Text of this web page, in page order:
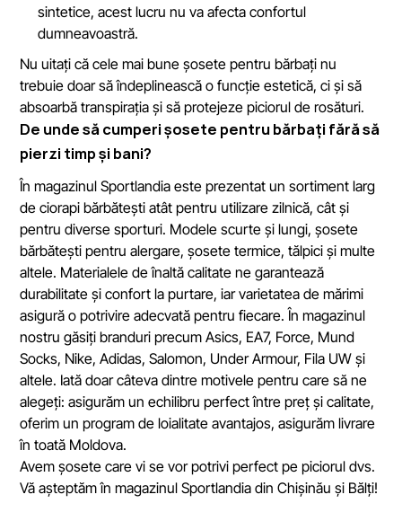
sintetice, acest lucru nu va afecta confortul
dumneavoastră.
Nu uitați că cele mai bune șosete pentru bărbați nu
trebuie doar să îndeplinească o funcție estetică, ci și să
absoarbă transpirația și să protejeze piciorul de rosături.
De unde să cumperi șosete pentru bărbați fără să
pierzi timp și bani?
În magazinul Sportlandia este prezentat un sortiment larg
de ciorapi bărbătești atât pentru utilizare zilnică, cât și
pentru diverse sporturi. Modele scurte și lungi, șosete
bărbătești pentru alergare, șosete termice, tălpici și multe
altele. Materialele de înaltă calitate ne garantează
durabilitate și confort la purtare, iar varietatea de mărimi
asigură o potrivire adecvată pentru fiecare. În magazinul
nostru găsiți branduri precum Asics, EA7, Force, Mund
Socks, Nike, Adidas, Salomon, Under Armour, Fila UW și
altele. Iată doar câteva dintre motivele pentru care să ne
alegeți: asigurăm un echilibru perfect între preț și calitate,
oferim un program de loialitate avantajos, asigurăm livrare
în toată Moldova.
Avem șosete care vi se vor potrivi perfect pe piciorul dvs.
Vă așteptăm în magazinul Sportlandia din Chișinău și Bălți!